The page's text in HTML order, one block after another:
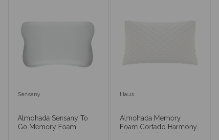
Sensany
Almohada Sensany To
Go Memory Foam
Haus
Almohada Memory
Foam Cortado Harmony
28 x 18 x 7 Pulgadas